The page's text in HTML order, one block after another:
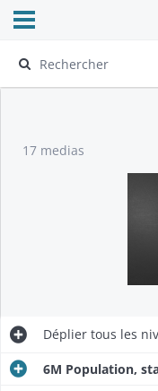
Ouvrir le menu déroulant
17 medias
Déplier tous les
6M Population,